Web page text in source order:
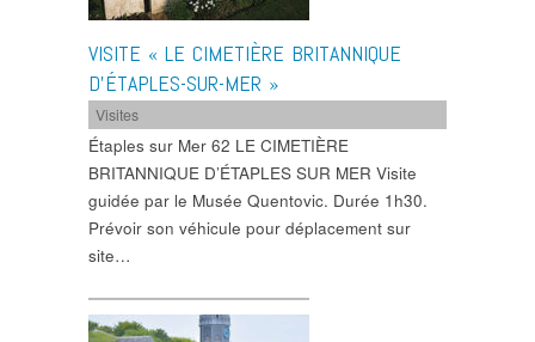
VISITE « LE CIMETIÈRE BRITANNIQUE
D’ÉTAPLES-SUR-MER »
Visites
Étaples sur Mer 62 LE CIMETIÈRE
BRITANNIQUE D’ÉTAPLES SUR MER Visite
guidée par le Musée Quentovic. Durée 1h30.
Prévoir son véhicule pour déplacement sur
site…